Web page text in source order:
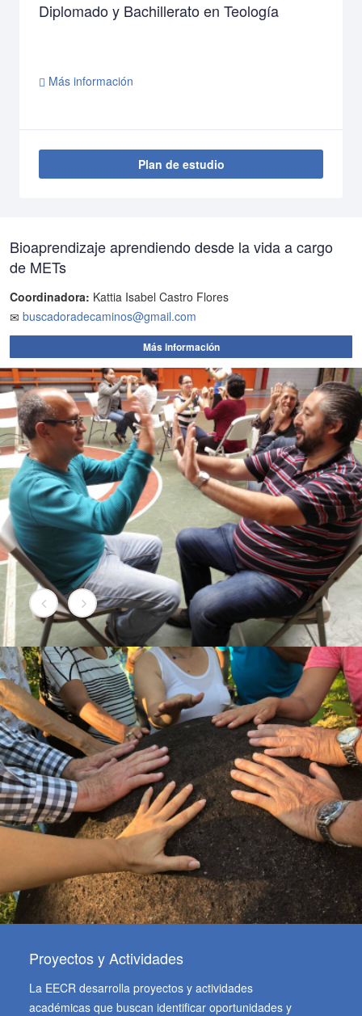
Bachillerato y Licenciatura en Enseñanza
Más información
Plan de estudio
Bioaprendizaje aprendiendo desde la vida a cargo
de METs
Coordinadora: Kattia Isabel Castro Flores
buscadoradecaminos@gmail.com
Más información
Proyectos y Actividades
La EECR desarrolla proyectos y actividades
académicas que buscan identificar oportunidades y